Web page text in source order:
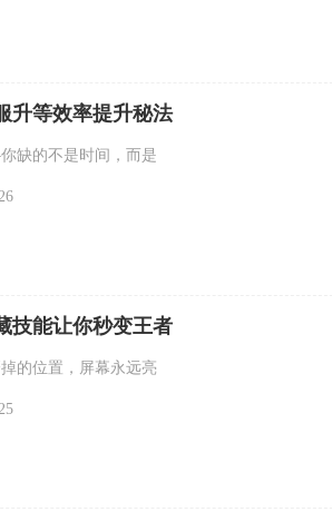
升等效率提升秘法
缺的不是时间，而是
技能让你秒变王者
的位置，屏幕永远亮